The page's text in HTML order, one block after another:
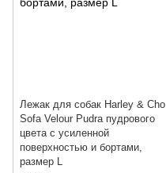
Лежак для собак Harley & Cho
Sofa Velour Pudra пудрового
цвета с усиленной
поверхностью и бортами,
размер L